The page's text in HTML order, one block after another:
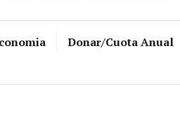
Donar/Cuota Anual